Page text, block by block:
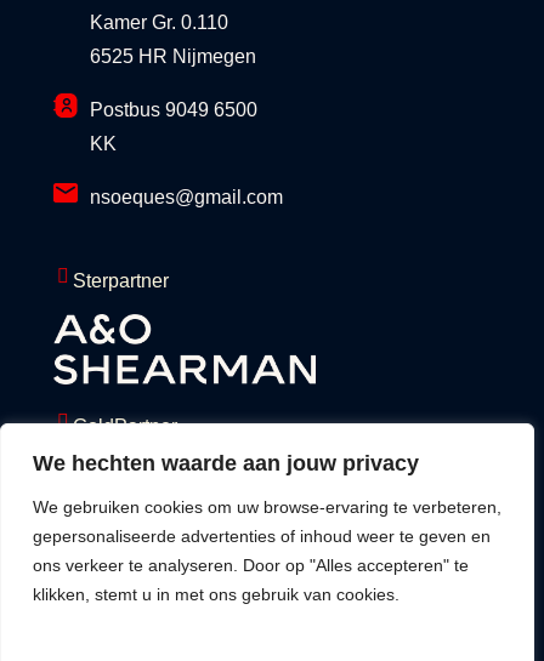
We hechten waarde aan jouw privacy
We gebruiken cookies om uw browse-ervaring te verbeteren,
gepersonaliseerde advertenties of inhoud weer te geven en
ons verkeer te analyseren. Door op "Alles accepteren" te
klikken, stemt u in met ons gebruik van cookies.
Kamer Gr. 0.110
6525 HR Nijmegen
Postbus 9049 6500
KK
nsoeques@gmail.com
Sterpartner
GoldPartner